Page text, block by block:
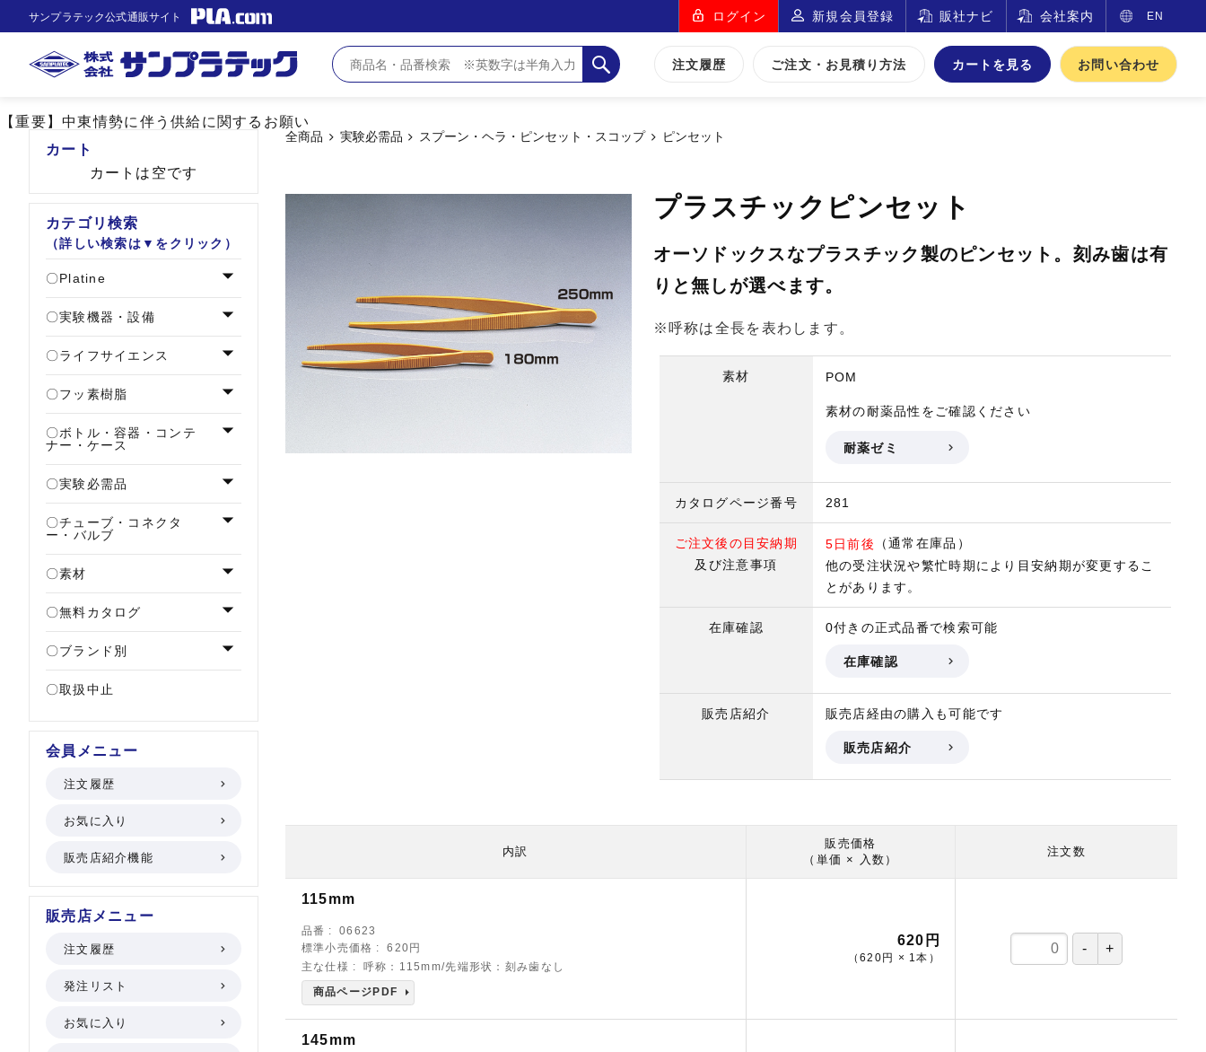
【重要】中東情勢に伴う供給に関するお願い
サンプラテック公式通販サイト ログイン 新規会員登録 販社ナビ 会社案内 EN
注文履歴 ご注文・お見積り方法 カートを見る お問い合わせ
全商品 実験必需品 スプーン・ヘラ・ピンセット・スコップ ピンセット
プラスチックピンセット
オーソドックスなプラスチック製のピンセット。刻み歯は有
りと無しが選べます。
※呼称は全長を表わします。
素材 POM
素材の耐薬品性をご確認ください
耐薬ゼミ
カタログページ番号 281
ご注文後の目安納期
及び注意事項
5日前後
（通常在庫品）
他の受注状況や繁忙時期により目安納期が変更するこ
とがあります。
在庫確認 0付きの正式品番で検索可能
在庫確認
販売店紹介 販売店経由の購入も可能です
販売店紹介
内訳
販売価格
（単価 × 入数）
注文数
115mm
品番
06623
標準小売価格
620円
主な仕様
呼称：115mm/先端形状：刻み歯なし
商品ページPDF
620円
（620円 × 1本 ）
145mm
カート
カートは空です
カテゴリ検索
（詳しい検索は▼をクリック）
Platine
実験機器・設備
ライフサイエンス
フッ素樹脂
ボトル・容器・コンテ
ナー・ケース
実験必需品
チューブ・コネクタ
ー・バルブ
素材
無料カタログ
ブランド別
取扱中止
会員メニュー
注文履歴
お気に入り
販売店紹介機能
販売店メニュー
注文履歴
発注リスト
お気に入り